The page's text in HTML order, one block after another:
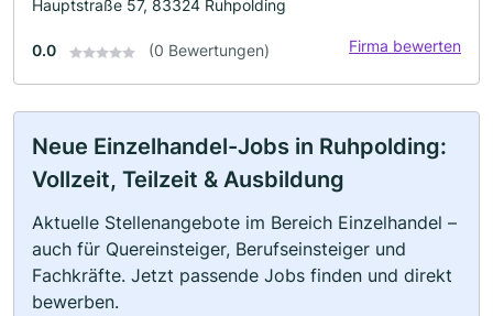
Hauptstraße 57, 83324 Ruhpolding
0.0 (0 Bewertungen) Firma bewerten
Neue Einzelhandel-Jobs in Ruhpolding:
Vollzeit, Teilzeit & Ausbildung
Aktuelle Stellenangebote im Bereich Einzelhandel –
auch für Quereinsteiger, Berufseinsteiger und
Fachkräfte. Jetzt passende Jobs finden und direkt
bewerben.